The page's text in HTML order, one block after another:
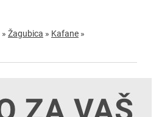
» Žagubica » Kafane »